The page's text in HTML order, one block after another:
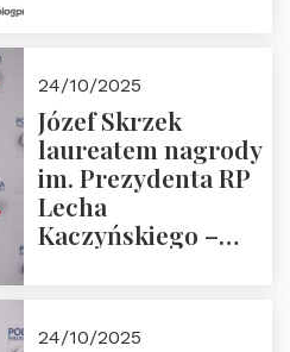
24/10/2025
Józef Skrzek
laureatem nagrody
im. Prezydenta RP
Lecha
Kaczyńskiego –
24/10/2025